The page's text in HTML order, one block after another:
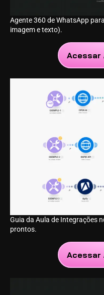
Agente 360 de WhatsApp
imagem e texto).
Acessar
Guia da Aula de Integrações
prontos.
Acessar